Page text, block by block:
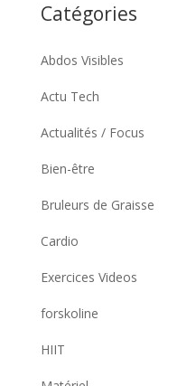
Catégories
Abdos Visibles
Actu Tech
Actualités / Focus
Bien-être
Bruleurs de Graisse
Cardio
Exercices Videos
forskoline
HIIT